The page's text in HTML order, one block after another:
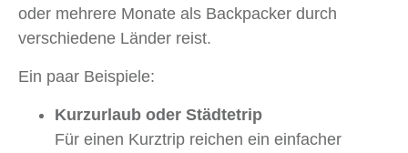
oder mehrere Monate als Backpacker durch
verschiedene Länder reist.
Ein paar Beispiele:
Kurzurlaub oder Städtetrip
Für einen Kurztrip reichen ein einfacher